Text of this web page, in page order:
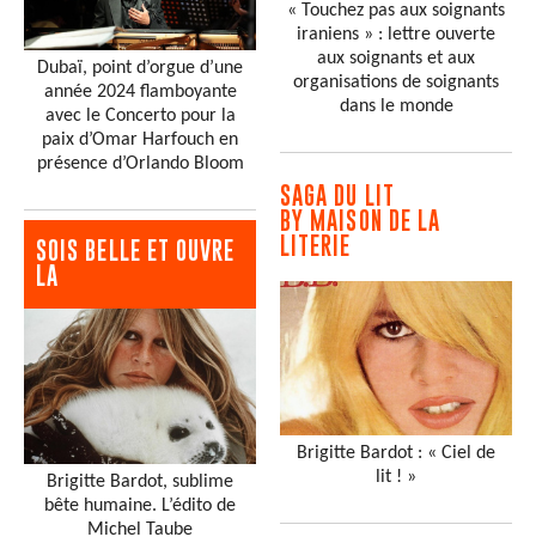
Dubaï, point d’orgue d’une
année 2024 flamboyante
avec le Concerto pour la
paix d’Omar Harfouch en
présence d’Orlando Bloom
SOIS BELLE ET OUVRE
LA
Brigitte Bardot, sublime
bête humaine. L’édito de
Michel Taube
« Touchez pas aux soignants
iraniens » : lettre ouverte
aux soignants et aux
organisations de soignants
dans le monde
SAGA DU LIT
BY MAISON DE LA
LITERIE
Brigitte Bardot : « Ciel de
lit ! »